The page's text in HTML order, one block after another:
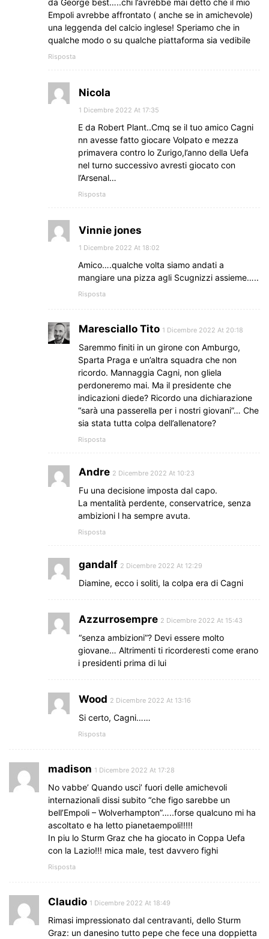
da George best…..chi l’avrebbe mai detto che il mio
Empoli avrebbe affrontato ( anche se in amichevole)
una leggenda del calcio inglese! Speriamo che in
qualche modo o su qualche piattaforma sia vedibile
Risposta
Nicola
1 Dicembre 2022 At 17:35
E da Robert Plant..Cmq se il tuo amico Cagni
nn avesse fatto giocare Volpato e mezza
primavera contro lo Zurigo,l’anno della Uefa
nel turno successivo avresti giocato con
l’Arsenal…
Risposta
Vinnie jones
1 Dicembre 2022 At 18:02
Amico….qualche volta siamo andati a
mangiare una pizza agli Scugnizzi assieme…..
Risposta
Maresciallo Tito 1 Dicembre 2022 At 20:18
Saremmo finiti in un girone con Amburgo,
Sparta Praga e un’altra squadra che non
ricordo. Mannaggia Cagni, non gliela
perdoneremo mai. Ma il presidente che
indicazioni diede? Ricordo una dichiarazione
“sarà una passerella per i nostri giovani”… Che
sia stata tutta colpa dell’allenatore?
Risposta
Andre 2 Dicembre 2022 At 10:23
Fu una decisione imposta dal capo.
La mentalità perdente, conservatrice, senza
ambizioni l ha sempre avuta.
Risposta
gandalf 2 Dicembre 2022 At 12:29
Diamine, ecco i soliti, la colpa era di Cagni
Azzurrosempre 2 Dicembre 2022 At 15:43
“senza ambizioni”? Devi essere molto
giovane… Altrimenti ti ricorderesti come erano
i presidenti prima di lui
Wood 2 Dicembre 2022 At 13:16
Si certo, Cagni……
Risposta
madison 1 Dicembre 2022 At 17:28
No vabbe’ Quando usci’ fuori delle amichevoli
internazionali dissi subito “che figo sarebbe un
bell’Empoli – Wolverhampton”…..forse qualcuno mi ha
ascoltato e ha letto pianetaempoli!!!!!
In piu lo Sturm Graz che ha giocato in Coppa Uefa
con la Lazio!!! mica male, test davvero fighi
Risposta
Claudio 1 Dicembre 2022 At 18:49
Rimasi impressionato dal centravanti, dello Sturm
Graz: un danesino tutto pepe che fece una doppietta